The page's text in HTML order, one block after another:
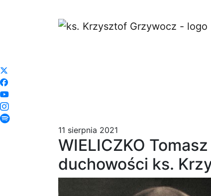
GRZYWOCZ
11 sierpnia 2021
WIELICZKO
duchowości ks.